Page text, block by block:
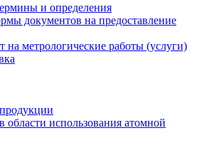
и определения
документов на предоставление
на метрологические работы (услуги)
области использования атомной